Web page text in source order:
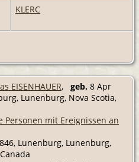
KLERC
EISENHAUER, geb. 8 Apr
Lunenburg, Nova Scotia,
Lunenburg, Lunenburg,